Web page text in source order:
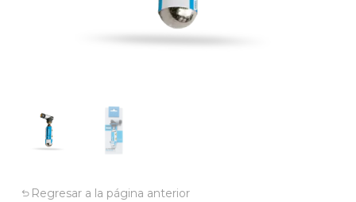
Regresar a la página anterior